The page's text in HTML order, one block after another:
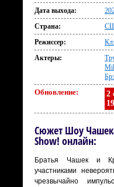
Дата выхода:
Страна:
Режиссер:
Актеры:
Обновление:
2
Сюжет Шоу
Show! онлайн:
Братья Чашек и
участниками
чрезвычайно